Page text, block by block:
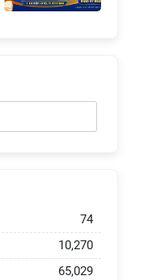
74
10,270
65,029